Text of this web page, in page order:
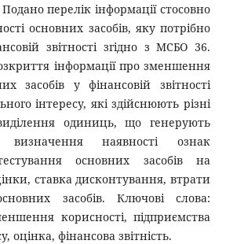
перелік інформації стосовно
основних засобів, яку потрібно
звітності згідно з МСБО 36.
інформації про зменшення
засобів у фінансовій звітності
інтересу, які здійснюють різні
одиниць, що генерують
наявності ознак
основних засобів на
ставка дисконтування, втрати
засобів. Ключові слова:
корисності, підприємства
оцінка, фінансова звітність.